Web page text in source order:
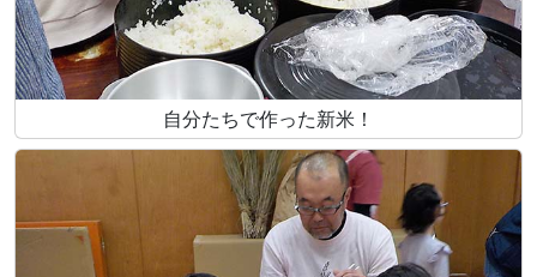
自分たちで作った新米！